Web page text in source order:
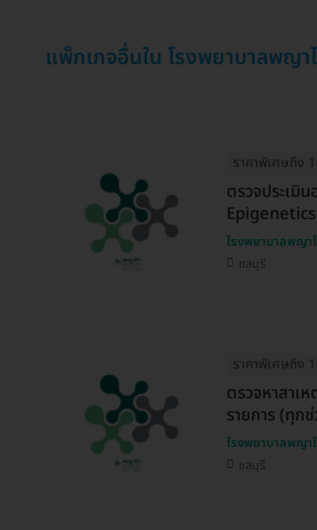
แพ็กเกจอื่นใน โรงพยาบาลพญา
ราคาพิเศษถึง
ตรวจประเมิ
โรงพยาบาลพญา
ชลบุรี
ราคาพิเศษถึง
ตรวจหาสาเ
รายการ (ทุก
โรงพยาบาลพญา
ชลบุรี